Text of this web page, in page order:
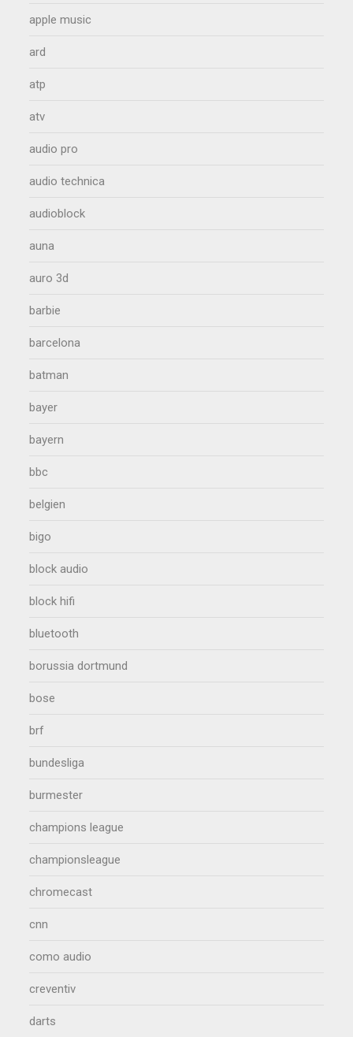
apple music
ard
atp
atv
audio pro
audio technica
audioblock
auna
auro 3d
barbie
barcelona
batman
bayer
bayern
bbc
belgien
bigo
block audio
block hifi
bluetooth
borussia dortmund
bose
brf
bundesliga
burmester
champions league
championsleague
chromecast
cnn
como audio
creventiv
darts